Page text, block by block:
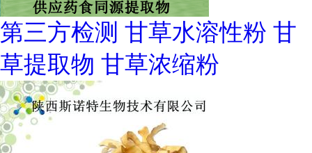
第三方检测 甘草水溶性粉 甘
草提取物 甘草浓缩粉